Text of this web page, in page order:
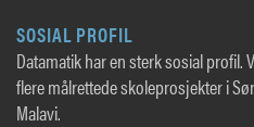
SOSIAL PROFIL
Datamatik har en sterk sosial
flere målrettede skoleprosjekter i
Malavi.